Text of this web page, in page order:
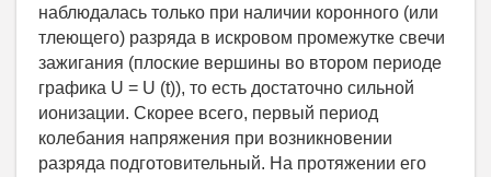
наблюдалась только при наличии коронного (или
тлеющего) разряда в искровом промежутке свечи
зажигания (плоские вершины во втором периоде
графика U = U (t)), то есть достаточно сильной
ионизации. Скорее всего, первый период
колебания напряжения при возникновении
разряда подготовительный. На протяжении его